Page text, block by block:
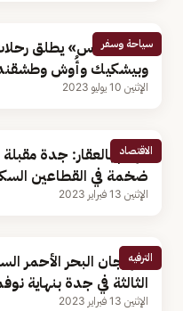
سياحة وسفر
«طيران ناس» يطلق
وبيشكيك وأُوش
الإثنين 10 يوليو 2023
الاقتصاد
مهتم بالعقار: جدة مقبلة
ضخمة في القطاعين
الإثنين 13 فبراير 2023
الترفيه
"مهرجان البحر الأحمر
الثالثة في جدة بنهاية
الإثنين 13 فبراير 2023